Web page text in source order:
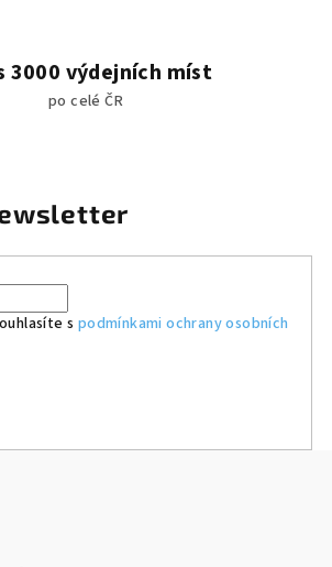
3000 výdejních míst
po celé ČR
s podmínkami ochrany osobních